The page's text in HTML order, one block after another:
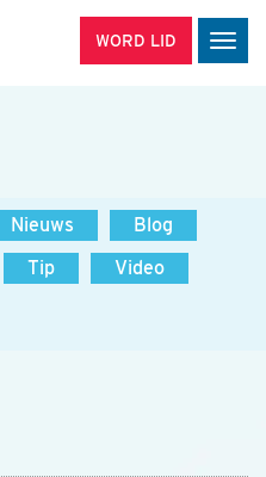
WORD LID
Nieuws
Blog
Tip
Video